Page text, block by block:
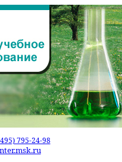
795-24-98